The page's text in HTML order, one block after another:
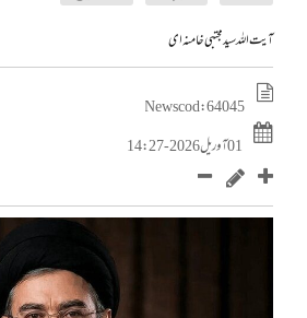
آیت اللہ سید مجتبی خامنہ ای
News cod : 64045
01 آوریل 2026 - 14:27